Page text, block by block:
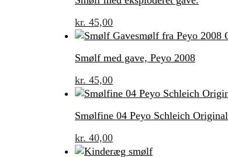
kr. 45,00
Smølf med gave, Peyo 2008
kr. 45,00
Smølfine 04 Peyo Schleich Original
kr. 40,00